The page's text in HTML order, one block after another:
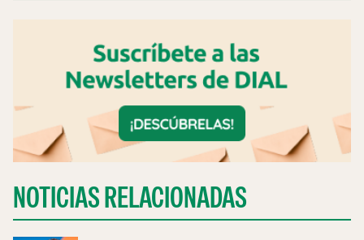
NOTICIAS RELACIONADAS